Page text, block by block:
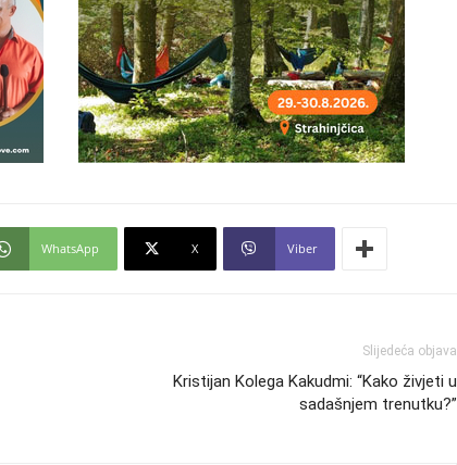
WhatsApp X Viber
Slijedeća objava
Kristijan Kolega Kakudmi: “Kako živjeti u
sadašnjem trenutku?”